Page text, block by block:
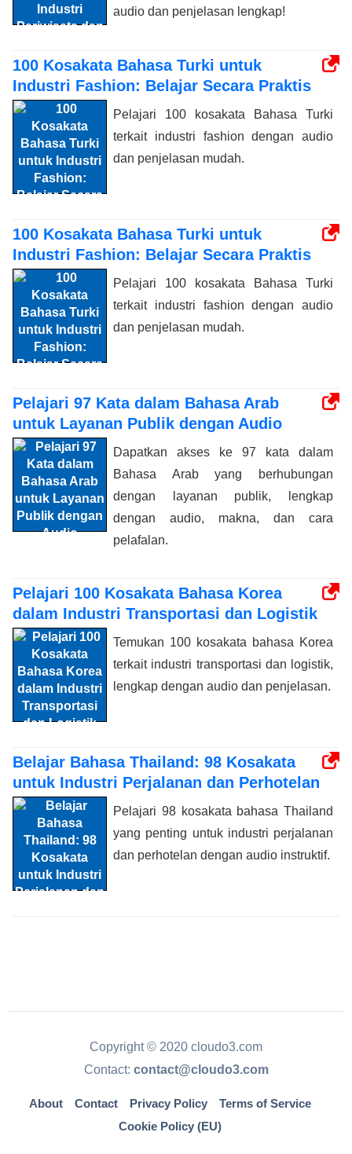
audio dan penjelasan lengkap!
100 Kosakata Bahasa Turki untuk
Industri Fashion: Belajar Secara Praktis
Pelajari 100 kosakata Bahasa Turki
terkait industri fashion dengan audio
dan penjelasan mudah.
100 Kosakata Bahasa Turki untuk
Industri Fashion: Belajar Secara Praktis
Pelajari 100 kosakata Bahasa Turki
terkait industri fashion dengan audio
dan penjelasan mudah.
Pelajari 97 Kata dalam Bahasa Arab
untuk Layanan Publik dengan Audio
Dapatkan akses ke 97 kata dalam
Bahasa Arab yang berhubungan
dengan layanan publik, lengkap
dengan audio, makna, dan cara
pelafalan.
Pelajari 100 Kosakata Bahasa Korea
dalam Industri Transportasi dan Logistik
Temukan 100 kosakata bahasa Korea
terkait industri transportasi dan logistik,
lengkap dengan audio dan penjelasan.
Belajar Bahasa Thailand: 98 Kosakata
untuk Industri Perjalanan dan Perhotelan
Pelajari 98 kosakata bahasa Thailand
yang penting untuk industri perjalanan
dan perhotelan dengan audio instruktif.
Copyright © 2020 cloudo3.com
Contact: contact@cloudo3.com
About Contact Privacy Policy
Terms of Service
Cookie Policy (EU)